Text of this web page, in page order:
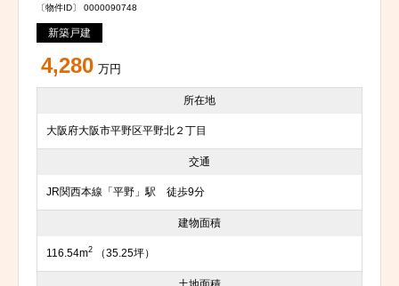
〔物件ID〕 0000090748
新築戸建
4,280 万円
所在地
大阪府大阪市平野区平野北２丁目
交通
JR関西本線「平野」駅 徒歩9分
建物面積
116.54m2 （35.25坪）